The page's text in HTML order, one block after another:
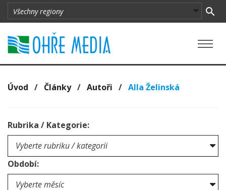
Úvod / Články/ Autoři / Alla Želinská
Rubrika / Kategorie:
Období: